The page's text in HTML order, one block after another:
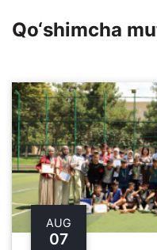
Qo‘shimcha
AUG
07